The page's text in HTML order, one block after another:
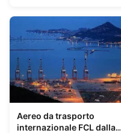
Aereo da trasporto
internazionale FCL dalla